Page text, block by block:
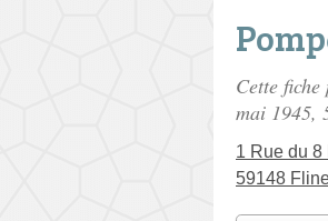
Cette
mai 1945,
1 Rue du 8
59148